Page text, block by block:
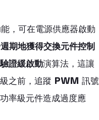
，可在電源供應器啟動
期地獲得交換元件控制
證緩啟動演算法，這讓
之前，追蹤 PWM 訊號
率級元件造成過度應